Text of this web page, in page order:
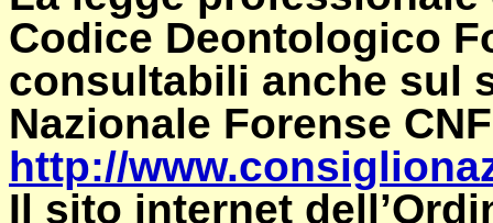
Codice Deontologico
consultabili anche sul
Nazionale Forense CNF
http://
Il sito internet